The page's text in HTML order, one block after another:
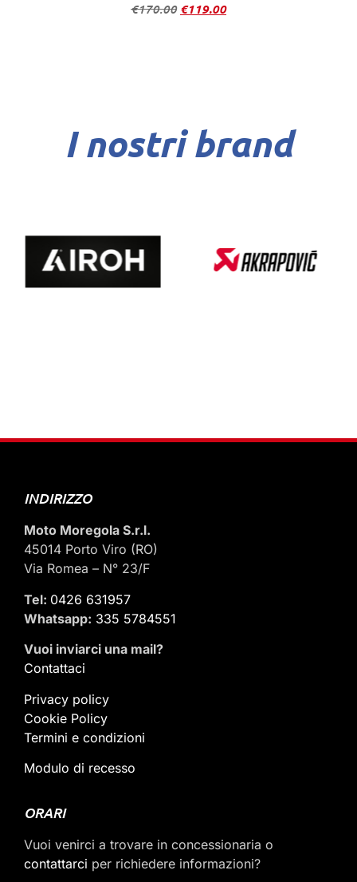
€170.00 €119.00
I nostri brand
INDIRIZZO
Moto Moregola S.r.l.
45014 Porto Viro (RO)
Via Romea – N° 23/F
Tel: 0426 631957
Whatsapp: 335 5784551
Vuoi inviarci una mail?
Contattaci
Privacy policy
Cookie Policy
Termini e condizioni
Modulo di recesso
ORARI
Vuoi venirci a trovare in concessionaria o
contattarci per richiedere informazioni?